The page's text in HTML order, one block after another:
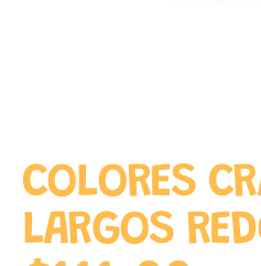
COLORES
LARGOS